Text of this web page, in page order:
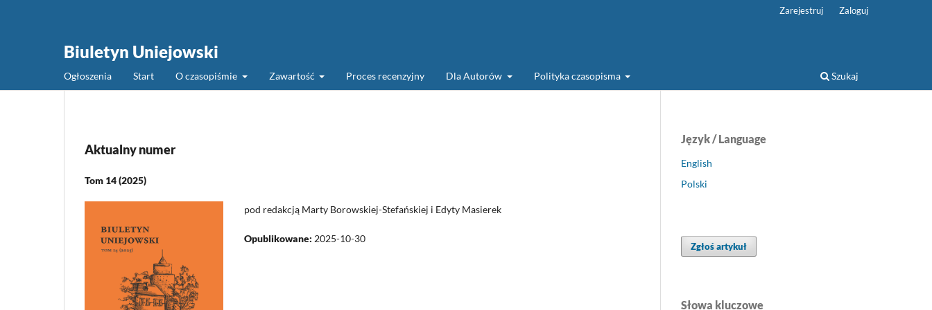
Biuletyn Uniejowski
Ogłoszenia Start O czasopiśmie Zawartość Proces recenzyjny Dla Autorów Polityka czasopisma Szukaj
Zarejestruj Zaloguj
Aktualny numer
Tom 14 (2025)
pod redakcją Marty Borowskiej-Stefańskiej i Edyty Masierek
Opublikowane: 2025-10-30
Język / Language
English
Polski
Zgłoś artykuł
Słowa kluczowe